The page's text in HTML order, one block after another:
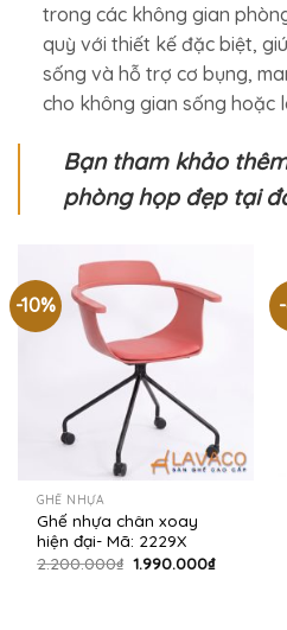
trong các không gian
quỳ với thiết kế đặc biệt,
sống và hỗ trợ cơ bụng,
cho không gian sống hoặc
Bạn tham khảo
phòng họp đẹp tại
-10%
GHẾ NHỰA
Ghế nhựa chân xoay
hiện đại- Mã: 2229X
2.200.000₫ Giá
1.990.000₫Giá